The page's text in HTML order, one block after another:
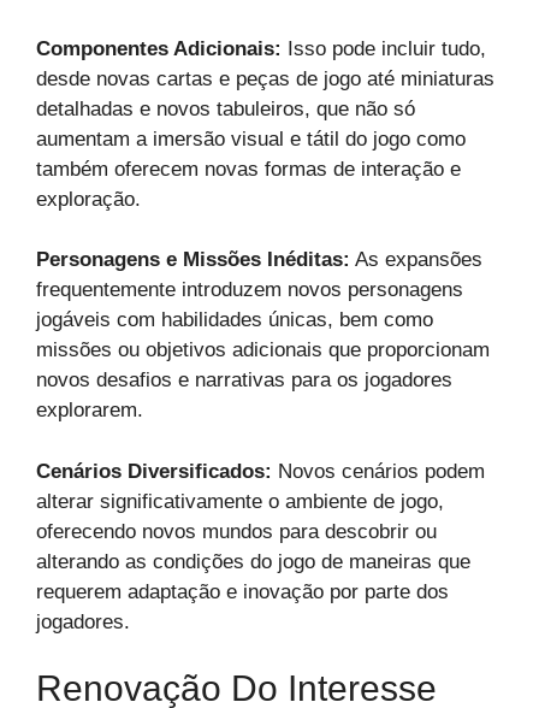
Componentes Adicionais: Isso pode incluir tudo,
desde novas cartas e peças de jogo até miniaturas
detalhadas e novos tabuleiros, que não só
aumentam a imersão visual e tátil do jogo como
também oferecem novas formas de interação e
exploração.
Personagens e Missões Inéditas: As expansões
frequentemente introduzem novos personagens
jogáveis com habilidades únicas, bem como
missões ou objetivos adicionais que proporcionam
novos desafios e narrativas para os jogadores
explorarem.
Cenários Diversificados: Novos cenários podem
alterar significativamente o ambiente de jogo,
oferecendo novos mundos para descobrir ou
alterando as condições do jogo de maneiras que
requerem adaptação e inovação por parte dos
jogadores.
Renovação Do Interesse